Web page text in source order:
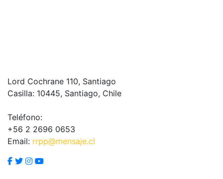
Lord Cochrane 110, Santiago
Casilla: 10445, Santiago, Chile
Teléfono:
+56 2 2696 0653
Email: rrpp@mensaje.cl